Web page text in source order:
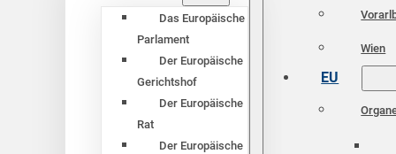
Das Europäische
Parlament
Der Europäische
Gerichtshof
Der Europäische
Rat
Der Europäische
Wien
EU